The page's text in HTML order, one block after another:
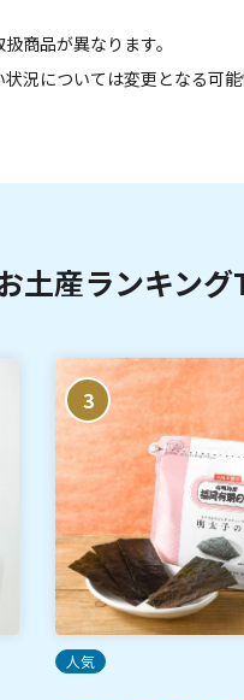
商品が異なります。
況については変更となる可
土産ランキング
3
人気